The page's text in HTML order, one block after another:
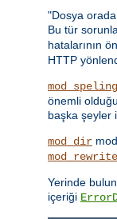
"Dosya orada
Bu tür
hatalarının
HTTP
mod_speling
önemli
başka şeyler
mod_dir
mod_rewrite
Yerinde
içeriği